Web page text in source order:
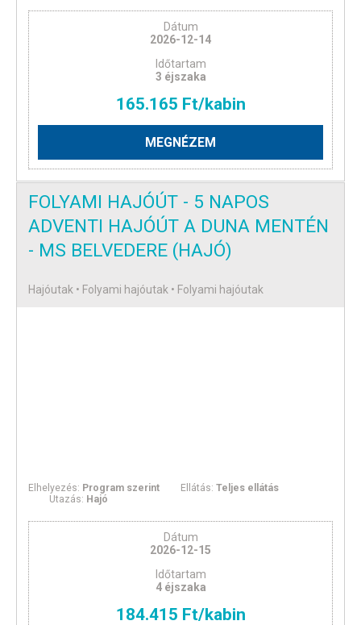
Dátum
2026-12-14
Időtartam
3 éjszaka
165.165 Ft/kabin
MEGNÉZEM
FOLYAMI HAJÓÚT - 5 NAPOS
ADVENTI HAJÓÚT A DUNA MENTÉN
- MS BELVEDERE (HAJÓ)
Hajóutak • Folyami hajóutak • Folyami hajóutak
Elhelyezés: Program szerint Ellátás:Teljes ellátás
Utazás: Hajó
Dátum
2026-12-15
Időtartam
4 éjszaka
184.415 Ft/kabin